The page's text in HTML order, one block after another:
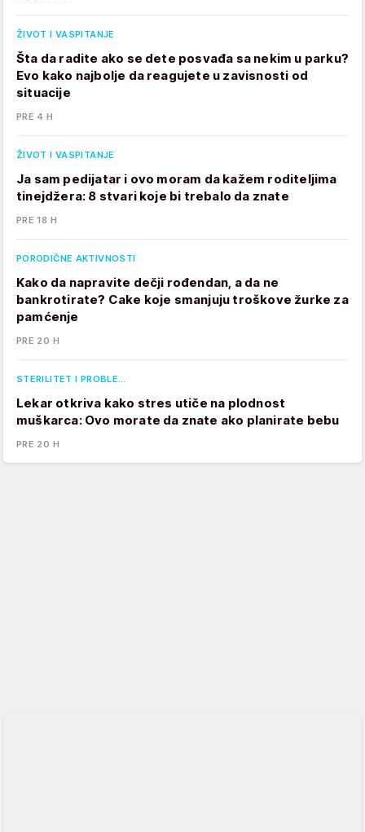
ŽIVOT I VASPITANJE
Šta da radite ako se dete posvađa sa nekim u parku?
Evo kako najbolje da reagujete u zavisnosti od
situacije
PRE 4 H
ŽIVOT I VASPITANJE
Ja sam pedijatar i ovo moram da kažem roditeljima
tinejdžera: 8 stvari koje bi trebalo da znate
PRE 18 H
PORODIČNE AKTIVNOSTI
Kako da napravite dečji rođendan, a da ne
bankrotirate? Cake koje smanjuju troškove žurke za
pamćenje
PRE 20 H
STERILITET I PROBLE…
Lekar otkriva kako stres utiče na plodnost
muškarca: Ovo morate da znate ako planirate bebu
PRE 20 H